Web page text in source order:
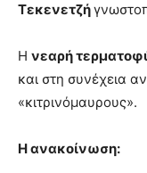
Τεκενετζή
Η νεαρή
και στη συνέχεια
«κιτρινόμαυρους».
Η ανακοίνωση: